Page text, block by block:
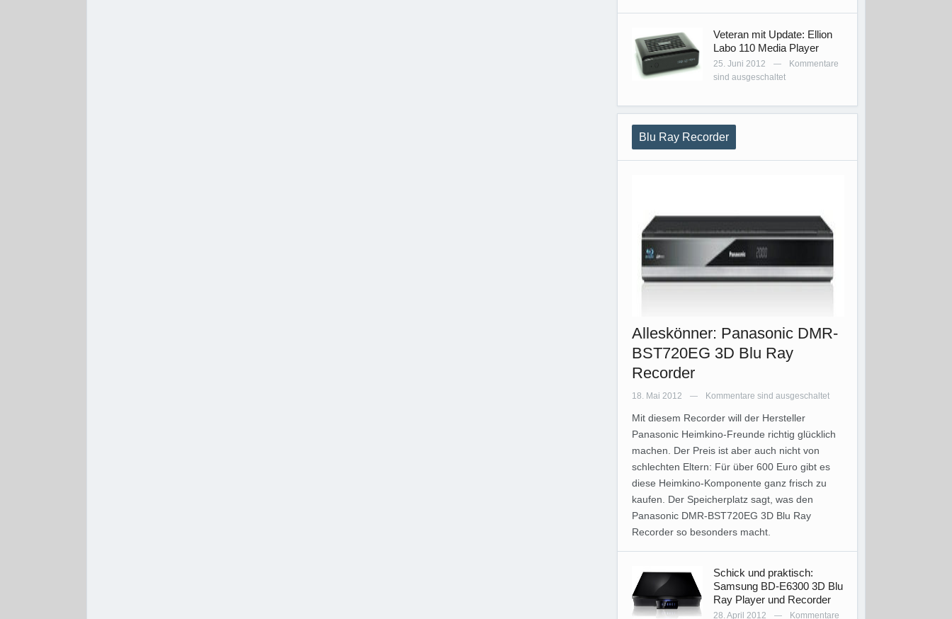
Veteran mit Update: Ellion
Labo 110 Media Player
25. Juni 2012 —
Kommentare
sind ausgeschaltet
Blu Ray Recorder
Alleskönner: Panasonic DMR-
BST720EG 3D Blu Ray
Recorder
18. Mai 2012 — Kommentare sind ausgeschaltet
Mit diesem Recorder will der Hersteller
Panasonic Heimkino-Freunde richtig glücklich
machen. Der Preis ist aber auch nicht von
schlechten Eltern: Für über 600 Euro gibt es
diese Heimkino-Komponente ganz frisch zu
kaufen. Der Speicherplatz sagt, was den
Panasonic DMR-BST720EG 3D Blu Ray
Recorder so besonders macht.
Schick und praktisch:
Samsung BD-E6300 3D Blu
Ray Player und Recorder
28. April 2012 — Kommentare